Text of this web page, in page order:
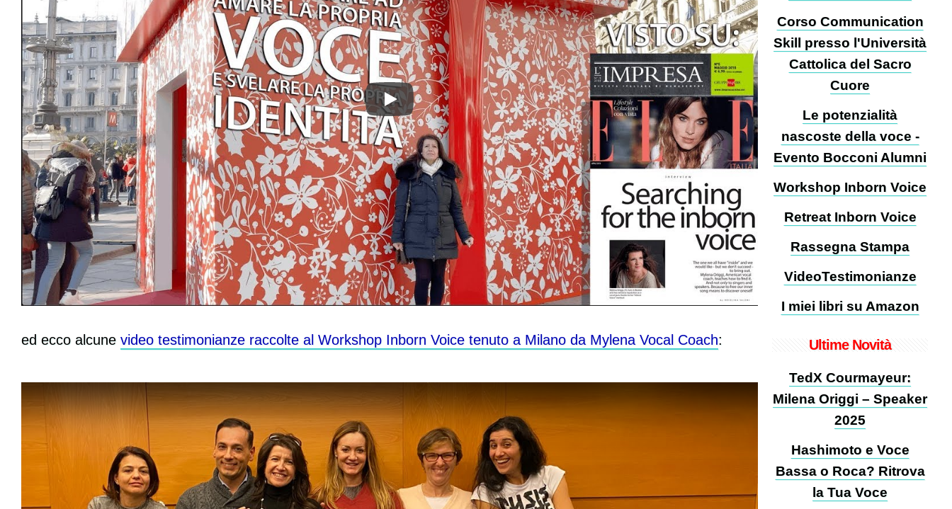
ed ecco alcune video testimonianze raccolte al Workshop Inborn Voice tenuto a Milano da Mylena Vocal Coach:
Corso Communication
Skill presso l'Università
Cattolica del Sacro
Cuore
Le potenzialità
nascoste della voce -
Evento Bocconi Alumni
Workshop Inborn Voice
Retreat Inborn Voice
Rassegna Stampa
VideoTestimonianze
I miei libri su Amazon
Ultime Novità
TedX Courmayeur:
Milena Origgi – Speaker
2025
Hashimoto e Voce
Bassa o Roca? Ritrova
la Tua Voce